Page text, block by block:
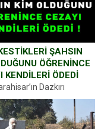
ŞAHSIN
ÖĞRENİNCE
KENDİLERİ ÖDEDİ
Dazkırı
trafik uygulaması
ekipleri
bir otomobilin